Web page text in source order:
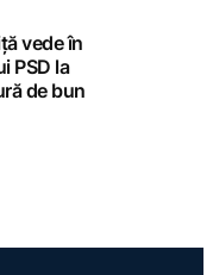
vede în
PSD la
de bun